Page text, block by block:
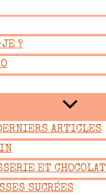
?
ARTICLES
ET CHOCOLAT
SUCRÉES